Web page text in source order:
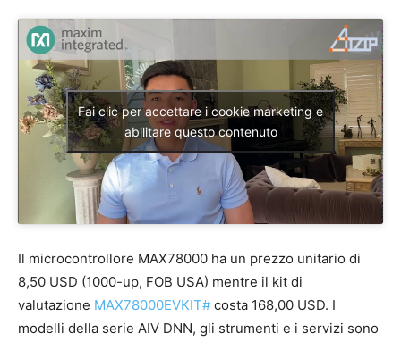
Fai clic per accettare i cookie marketing e
abilitare questo contenuto
Il microcontrollore MAX78000 ha un prezzo unitario di
8,50 USD (1000-up, FOB USA) mentre il kit di
valutazione MAX78000EVKIT# costa 168,00 USD. I
modelli della serie AIV DNN, gli strumenti e i servizi sono